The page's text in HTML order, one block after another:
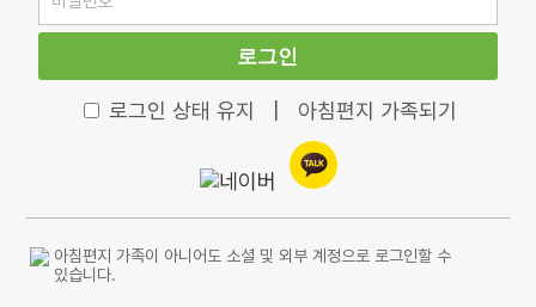
로그인
로그인 상태 유지 아침편지 가족되기
아침편지 가족이 아니어도 소셜 및 외부 계정으로 로그인할 수
있습니다.